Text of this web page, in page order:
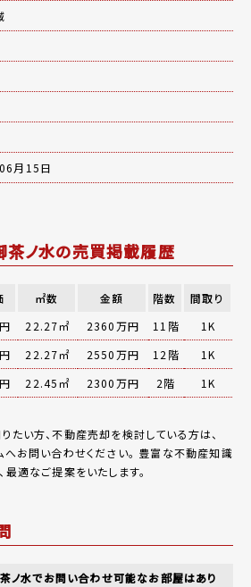
月15日
茶ノ水の売買掲載履歴
㎡数 金額 階数
間取り
22.27㎡ 2360万円 11階
1K
22.27㎡ 2550万円 12階
1K
22.45㎡ 2300万円 2階 1K
たい方、不動産売却を検討している方は、
へお問い合わせください。 豊富な不動産知識
最適なご提案をいたします。
茶ノ水でお問い合わせ可能なお部屋はあり